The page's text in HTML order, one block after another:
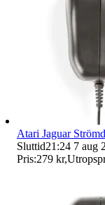
Atari Jaguar
Sluttid21:24 7 aug
Pris:279 kr,